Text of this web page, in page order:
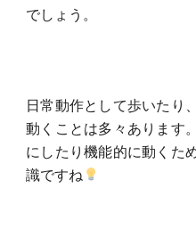
でしょう。
日常動作として歩いたり
動くことは多々あります
にしたり機能的に動くた
識ですね